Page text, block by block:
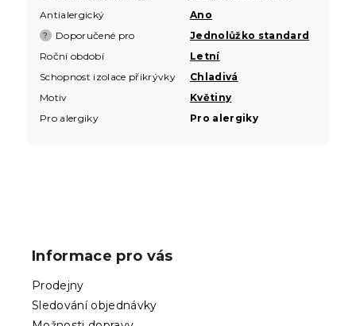
Antialergický
Ano
? Doporučené pro
Jednolůžko standard
Roční období
Letní
Schopnost izolace přikrývky
Chladivá
Motiv
Květiny
Pro alergiky
Pro alergiky
Informace pro vás
Prodejny
Sledování objednávky